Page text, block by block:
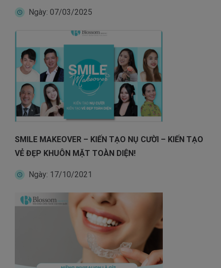
trưởng thành hoàn toàn. cùng nha khoa blossom tìm hiểu
Ngày: 07/03/2025
SMILE MAKEOVER – KIẾN TẠO NỤ CƯỜI – KIẾN TẠO
VẺ ĐẸP KHUÔN MẶT TOÀN DIỆN!
Ngày: 17/10/2021